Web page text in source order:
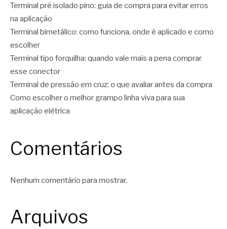
Terminal pré isolado pino: guia de compra para evitar erros
na aplicação
Terminal bimetálico: como funciona, onde é aplicado e como
escolher
Terminal tipo forquilha: quando vale mais a pena comprar
esse conector
Terminal de pressão em cruz: o que avaliar antes da compra
Como escolher o melhor grampo linha viva para sua
aplicação elétrica
Comentários
Nenhum comentário para mostrar.
Arquivos